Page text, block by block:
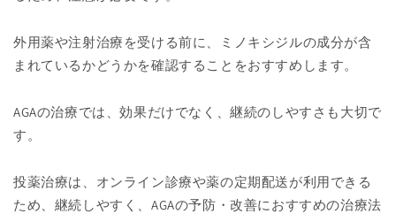
外用薬や注射治療を受ける前に、ミノキシジルの成分が含
まれているかどうかを確認することをおすすめします。
AGAの治療では、効果だけでなく、継続のしやすさも大切で
す。
投薬治療は、オンライン診療や薬の定期配送が利用できる
ため、継続しやすく、AGAの予防・改善におすすめの治療法